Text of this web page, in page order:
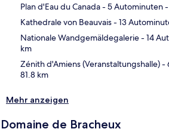
Plan d'Eau du Canada- 5 Autominuten
Kathedrale von Beauvais- 13
Nationale Wandgemäldegalerie- 14
km
Zénith d'Amiens (Veranstaltungshalle)-
81.8 km
Mehr anzeigen
Domaine de Bracheux